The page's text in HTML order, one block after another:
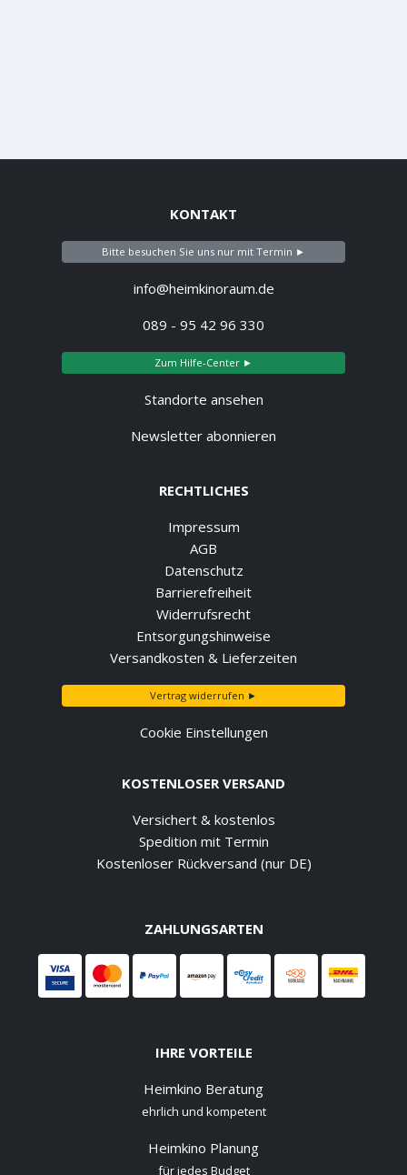
KONTAKT
Bitte besuchen Sie uns nur mit Termin ►
info@heimkinoraum.de
089 - 95 42 96 330
Zum Hilfe-Center ►
Standorte ansehen
Newsletter abonnieren
RECHTLICHES
Impressum
AGB
Datenschutz
Barrierefreiheit
Widerrufsrecht
Entsorgungshinweise
Versandkosten & Lieferzeiten
Vertrag widerrufen ►
Cookie Einstellungen
KOSTENLOSER VERSAND
Versichert & kostenlos
Spedition mit Termin
Kostenloser Rückversand (nur DE)
ZAHLUNGSARTEN
IHRE VORTEILE
Heimkino Beratung
ehrlich und kompetent
Heimkino Planung
für jedes Budget